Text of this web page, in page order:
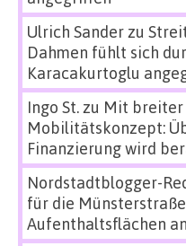
Ulrich Sanderzu
Dahmen fühlt sich
Karacakurtoglu
Ingo St.zu Mit
Mobilitätskonzept:
Finanzierung wird
Nordstadtblogger-
für die
Aufenthaltsflächen